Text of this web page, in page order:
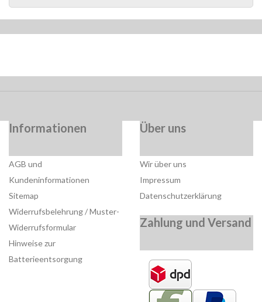
Informationen
AGB und
Kundeninformationen
Sitemap
Widerrufsbelehrung / Muster-
Widerrufsformular
Hinweise zur
Batterieentsorgung
Über uns
Wir über uns
Impressum
Datenschutzerklärung
Zahlung und Versand